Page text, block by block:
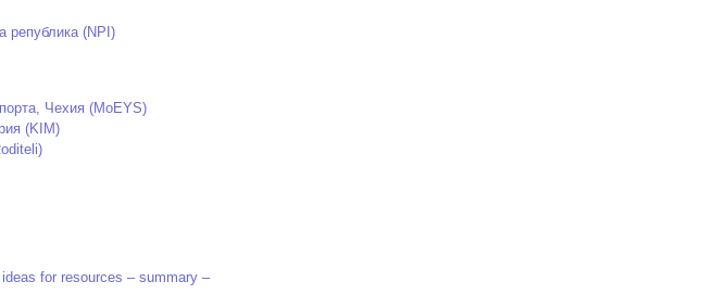
република (NPI)
Чехия (MoEYS)
(KIM)
for resources – summary –